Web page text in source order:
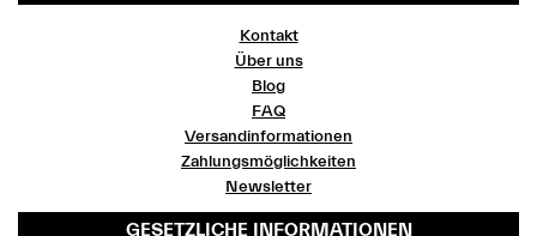
Kontakt
Über uns
Blog
FAQ
Versandinformationen
Zahlungsmöglichkeiten
Newsletter
GESETZLICHE INFORMATIONEN